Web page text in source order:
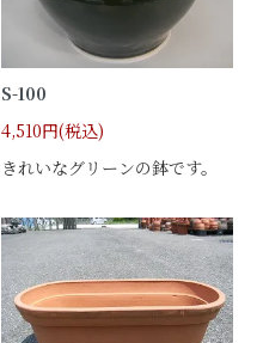
S-100
4,510円(税込)
きれいなグリーンの鉢です。